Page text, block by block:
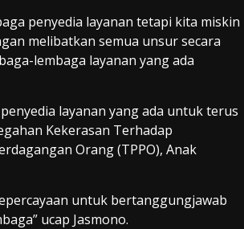
penyedia layanan tetapi kita miskin
melibatkan semua unsur secara
lembaga layanan yang ada
layanan yang ada untuk terus
Kekerasan Terhadap
Orang (TPPO), Anak
untuk bertanggungjawab
ucap Jasmono.